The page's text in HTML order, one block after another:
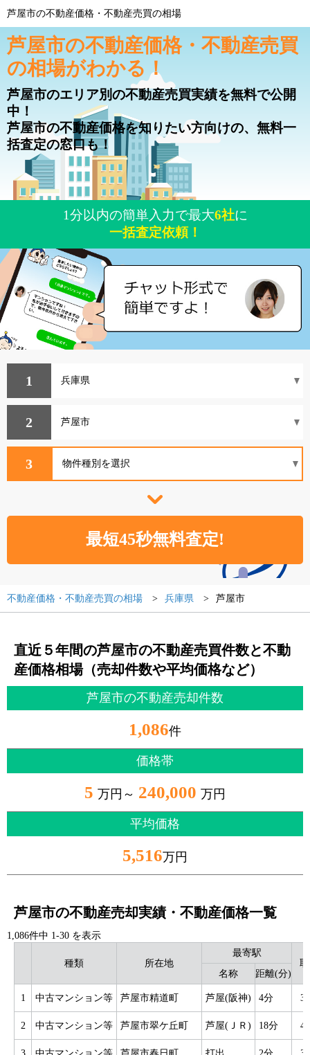
芦屋市の不動産価格・不動産売買の相場
芦屋市の不動産価格・不動産売買
の相場がわかる！
芦屋市のエリア別の不動産売買実績を無料で公開
中！
芦屋市の不動産価格を知りたい方向けの、無料一
括査定の窓口も！
1分以内の簡単入力で最大6社に
一括査定依頼！
1
2
3
不動産価格・不動産売買の相場 兵庫県 芦屋市
直近５年間の芦屋市の不動産売買件数と不動
産価格相場（売却件数や平均価格など）
芦屋市の不動産売却件数
1,086件
価格帯
5 万円～ 240,000 万円
平均価格
5,516万円
芦屋市の不動産売却実績・不動産価格一覧
1,086件中 1-30 を表示
種類 所在地
最寄駅
名称
距離(分)
1 中古マンション等 芦屋市精道町 芦屋(阪神) 4分
2 中古マンション等 芦屋市翠ケ丘町 芦屋(ＪＲ) 18分